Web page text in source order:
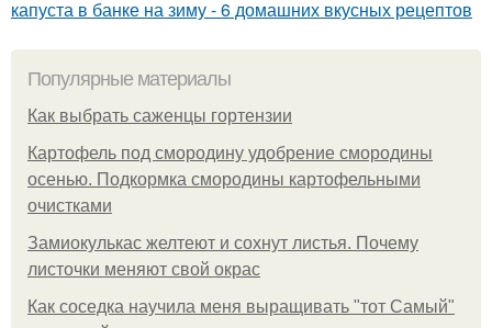
капуста в банке на зиму - 6 домашних вкусных рецептов
Популярные материалы
Как выбрать саженцы гортензии
Картофель под смородину удобрение смородины
осенью. Подкормка смородины картофельными
очистками
Замиокулькас желтеют и сохнут листья. Почему
листочки меняют свой окрас
Как соседка научила меня выращивать "тот Самый"